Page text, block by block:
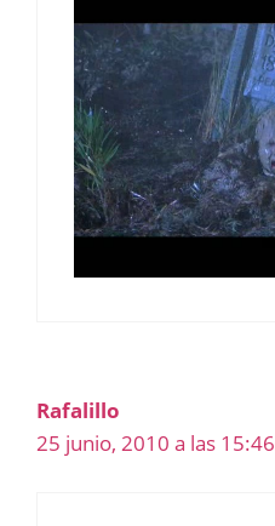
Rafalillo
25 junio, 2010 a las 15:46